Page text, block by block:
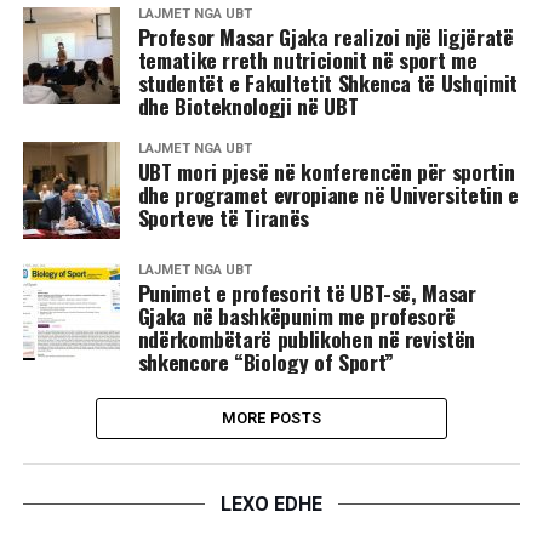
LAJMET NGA UBT
Profesor Masar Gjaka realizoi një ligjëratë
tematike rreth nutricionit në sport me
studentët e Fakultetit Shkenca të Ushqimit
dhe Bioteknologji në UBT
LAJMET NGA UBT
UBT mori pjesë në konferencën për sportin
dhe programet evropiane në Universitetin e
Sporteve të Tiranës
LAJMET NGA UBT
Punimet e profesorit të UBT-së, Masar
Gjaka në bashkëpunim me profesorë
ndërkombëtarë publikohen në revistën
shkencore “Biology of Sport”
MORE POSTS
LEXO EDHE